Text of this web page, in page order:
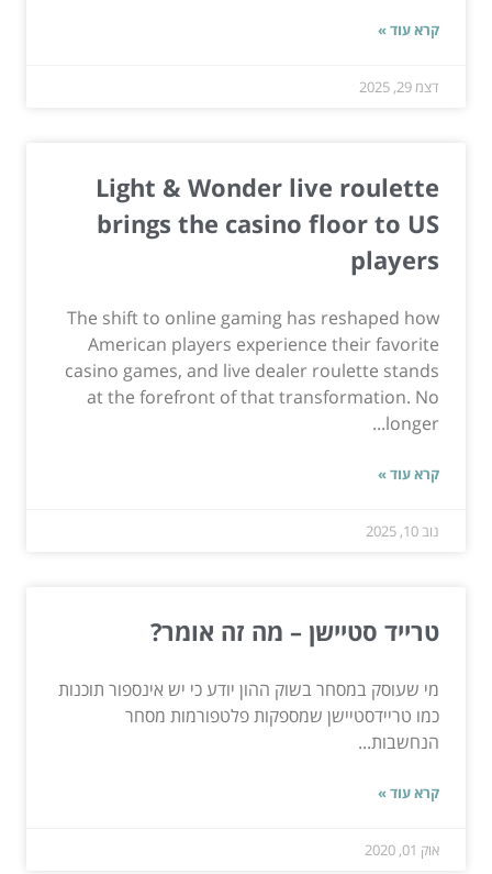
קרא עוד »
דצמ 29, 2025
Light & Wonder live roulette
brings the casino floor to US
players
The shift to online gaming has reshaped how
American players experience their favorite
casino games, and live dealer roulette stands
at the forefront of that transformation. No
longer...
קרא עוד »
נוב 10, 2025
טרייד סטיישן – מה זה אומר?
מי שעוסק במסחר בשוק ההון יודע כי יש אינספור תוכנות
כמו טריידסטיישן שמספקות פלטפורמות מסחר
הנחשבות...
קרא עוד »
אוק 01, 2020